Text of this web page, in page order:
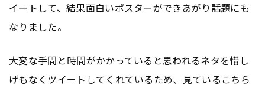
イートして、結果面白いポスターができあがり話題にも
なりました。
大変な手間と時間がかかっていると思われるネタを惜し
げもなくツイートしてくれているため、見ているこちら